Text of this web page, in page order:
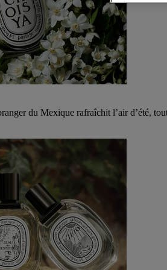
du Mexique rafraîchit l’air d’été,